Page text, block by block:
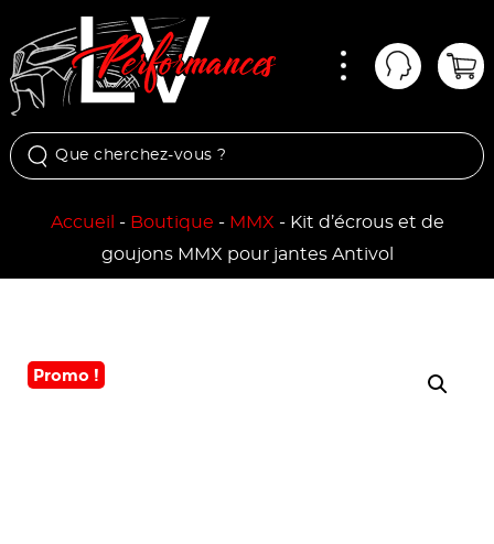
Mon
Accueil - Boutique - MMX - Kit d’écrous et de
goujons MMX pour jantes Antivol
Promo !